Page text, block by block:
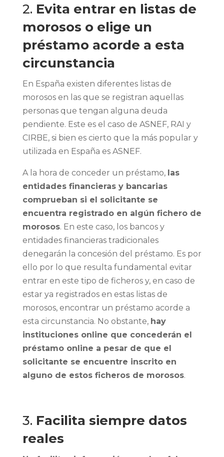
2. Evita entrar en listas de
morosos o elige un
préstamo acorde a esta
circunstancia
En España existen diferentes listas de
morosos en las que se registran aquellas
personas que tengan alguna deuda
pendiente. Este es el caso de ASNEF, RAI y
CIRBE, si bien es cierto que la más popular y
utilizada en España es ASNEF.
A la hora de conceder un préstamo, las
entidades financieras y bancarias
comprueban si el solicitante se
encuentra registrado en algún fichero de
morosos. En este caso, los bancos y
entidades financieras tradicionales
denegarán la concesión del préstamo. Es por
ello por lo que resulta fundamental evitar
entrar en este tipo de ficheros y, en caso de
estar ya registrados en estas listas de
morosos, encontrar un préstamo acorde a
esta circunstancia. No obstante, hay
instituciones online que concederán el
préstamo online a pesar de que el
solicitante se encuentre inscrito en
alguno de estos ficheros de morosos.
3. Facilita siempre datos
reales